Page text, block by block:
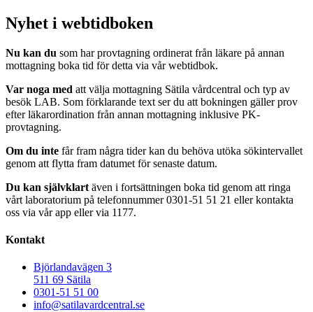
Nyhet i webtidboken
Nu kan du som har provtagning ordinerat från läkare på annan
mottagning boka tid för detta via vår webtidbok.
Var noga med att välja mottagning Sätila vårdcentral och typ av
besök LAB. Som förklarande text ser du att bokningen gäller prov
efter läkarordination från annan mottagning inklusive PK-
provtagning.
Om du inte får fram några tider kan du behöva utöka sökintervallet
genom att flytta fram datumet för senaste datum.
Du kan självklart även i fortsättningen boka tid genom att ringa
vårt laboratorium på telefonnummer 0301-51 51 21 eller kontakta
oss via vår app eller via 1177.
Kontakt
Björlandavägen 3
511 69 Sätila
0301-51 51 00
info@satilavardcentral.se